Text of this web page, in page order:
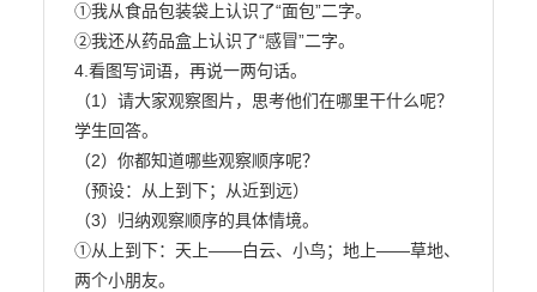
①我从食品包装袋上认识了“面包”二字。
②我还从药品盒上认识了“感冒”二字。
4.看图写词语，再说一两句话。
（1）请大家观察图片，思考他们在哪里干什么呢？
学生回答。
（2）你都知道哪些观察顺序呢？
（预设：从上到下；从近到远）
（3）归纳观察顺序的具体情境。
①从上到下：天上——白云、小鸟；地上——草地、
两个小朋友。